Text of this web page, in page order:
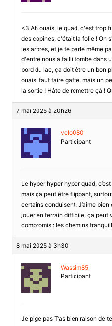
<3 Ah ouais, le quad, c'est trop
des copines, c'était la folie ! On
les arbres, et je te parle même
d'entre nous a failli tombe dans
bord du lac, ça doit être un bon
ouais, faut faire gaffe, mais un
la sortie ! Hâte de remettre çà !
7 mai 2025 à 20h26
velo080
Participant
Le hyper hyper hyper quad,
mais ça peut être flippant,
certains conduisent. J’aime bien
jouer en terrain difficile, ça peut
compromis : les chemins
8 mai 2025 à 3h30
Wassim85
Participant
Je pige pas T’as bien raison de